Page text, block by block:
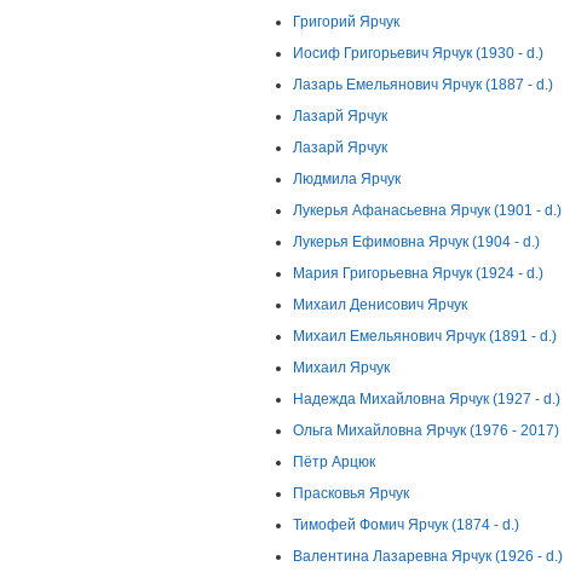
Григорий Ярчук
Иосиф Григорьевич Ярчук (1930 - d.)
Лазарь Емельянович Ярчук (1887 - d.)
Лазарй Ярчук
Лазарй Ярчук
Людмила Ярчук
Лукерья Афанасьевна Ярчук (1901 - d.)
Лукерья Ефимовна Ярчук (1904 - d.)
Мария Григорьевна Ярчук (1924 - d.)
Михаил Денисович Ярчук
Михаил Емельянович Ярчук (1891 - d.)
Михаил Ярчук
Надежда Михайловна Ярчук (1927 - d.)
Ольга Михайловна Ярчук (1976 - 2017)
Пётр Арцюк
Прасковья Ярчук
Тимофей Фомич Ярчук (1874 - d.)
Валентина Лазаревна Ярчук (1926 - d.)